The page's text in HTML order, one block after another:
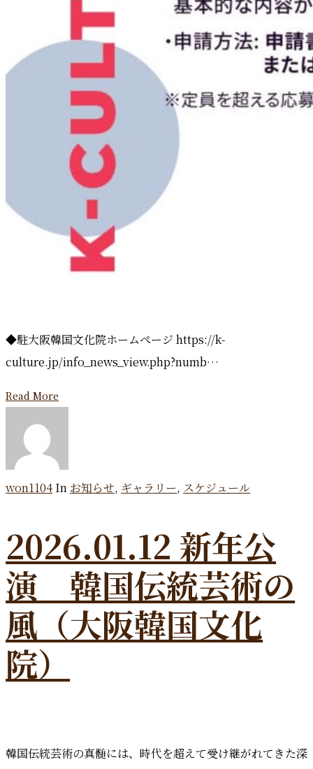
◆駐大阪韓国文化院ホームページ https://k-
culture.jp/info_news_view.php?numb…
Read More
won1104 In お知らせ, ギャラリー, スケジュール
2026.01.12 新年公
演 韓国伝統芸術の
風（大阪韓国文化
院）
韓国伝統芸術の真髄には、時代を超えて受け継がれてきた深